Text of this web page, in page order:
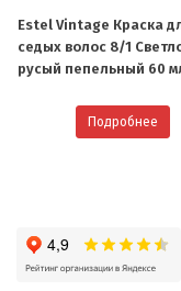
Estel Vintage Краска
седых волос 8/1
русый пепельный 60
Подробнее